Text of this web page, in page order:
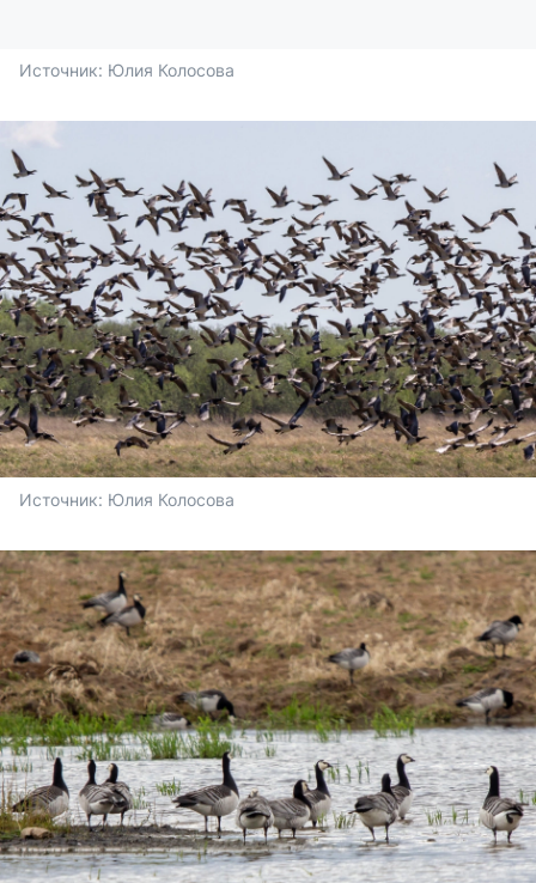
Источник: Юлия Колосова
Источник: Юлия Колосова